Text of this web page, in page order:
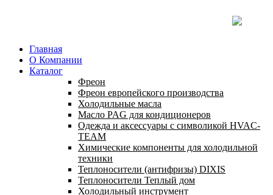
Главная
О Компании
Каталог
Фреон
Фреон европейского производства
Холодильные масла
Масло PAG для кондиционеров
Одежда и аксессуары с символикой HVAC-
TEAM
Химические компоненты для холодильной
техники
Теплоносители (антифризы) DIXIS
Теплоносители Теплый дом
Холодильный инструмент